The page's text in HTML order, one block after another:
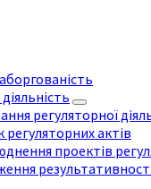
регуляторної
регуляторних актів
проектів